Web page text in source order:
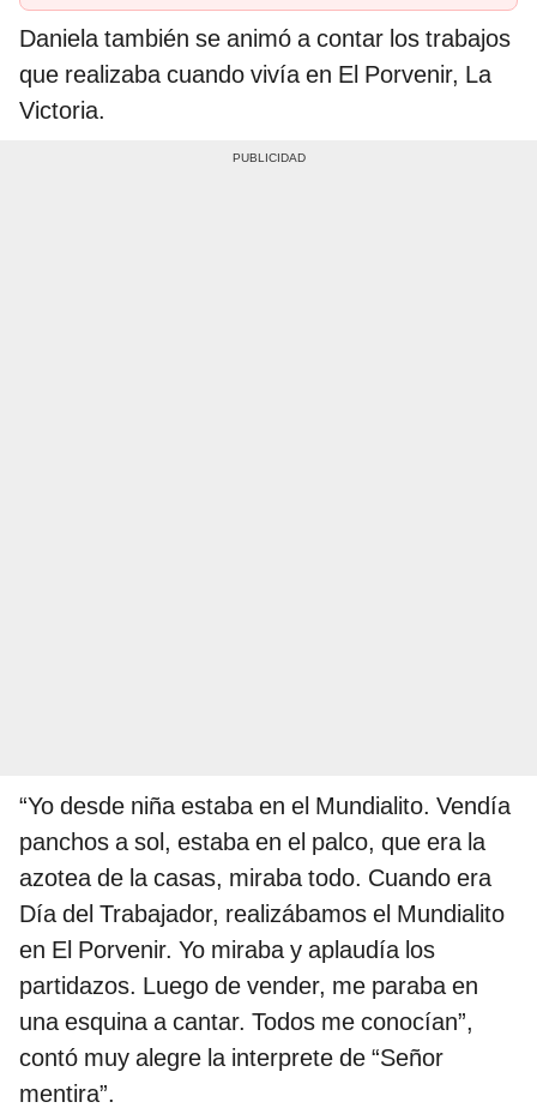
Daniela también se animó a contar los trabajos
que realizaba cuando vivía en El Porvenir, La
Victoria.
“Yo desde niña estaba en el Mundialito. Vendía
panchos a sol, estaba en el palco, que era la
azotea de la casas, miraba todo. Cuando era
Día del Trabajador, realizábamos el Mundialito
en El Porvenir. Yo miraba y aplaudía los
partidazos. Luego de vender, me paraba en
una esquina a cantar. Todos me conocían”,
contó muy alegre la interprete de “Señor
mentira”.